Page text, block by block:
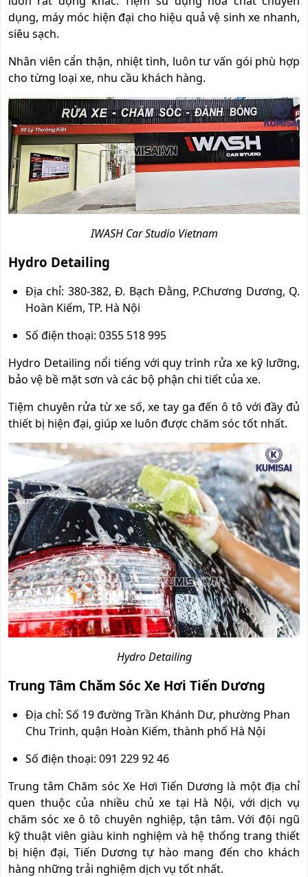
dụng, máy móc hiện đại cho hiệu quả vệ sinh xe nhanh,
siêu sạch.
Nhân viên cẩn thận, nhiệt tình, luôn tư vấn gói phù hợp
cho từng loại xe, nhu cầu khách hàng.
IWASH Car Studio Vietnam
Hydro Detailing
Địa chỉ: 380-382, Đ. Bạch Đằng, P.Chương Dương, Q.
Hoàn Kiếm, TP. Hà Nội
Số điện thoại: 0355 518 995
Hydro Detailing nổi tiếng với quy trình rửa xe kỹ lưỡng,
bảo vệ bề mặt sơn và các bộ phận chi tiết của xe.
Tiệm chuyên rửa từ xe số, xe tay ga đến ô tô với đầy đủ
thiết bị hiện đại, giúp xe luôn được chăm sóc tốt nhất.
Hydro Detailing
Trung Tâm Chăm Sóc Xe Hơi Tiến Dương
Địa chỉ: Số 19 đường Trần Khánh Dư, phường Phan
Chu Trinh, quận Hoàn Kiếm, thành phố Hà Nội
Số điện thoại: 091 229 92 46
Trung tâm Chăm sóc Xe Hơi Tiến Dương là một địa chỉ
quen thuộc của nhiều chủ xe tại Hà Nội, với dịch vụ
chăm sóc xe ô tô chuyên nghiệp, tận tâm. Với đội ngũ
kỹ thuật viên giàu kinh nghiệm và hệ thống trang thiết
bị hiện đại, Tiến Dương tự hào mang đến cho khách
hàng những trải nghiệm dịch vụ tốt nhất.